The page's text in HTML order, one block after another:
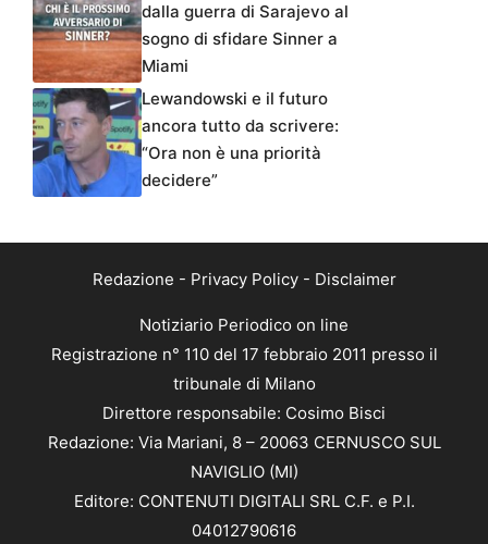
dalla guerra di Sarajevo al
sogno di sfidare Sinner a
Miami
Lewandowski e il futuro
ancora tutto da scrivere:
“Ora non è una priorità
decidere”
Redazione - Privacy Policy- Disclaimer
Notiziario Periodico on line
Registrazione n° 110 del 17 febbraio 2011 presso il
tribunale di Milano
Direttore responsabile: Cosimo Bisci
Redazione: Via Mariani, 8 – 20063 CERNUSCO SUL
NAVIGLIO (MI)
Editore: CONTENUTI DIGITALI SRL C.F. e P.I.
04012790616